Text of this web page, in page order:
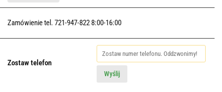
Zamówienie tel. 721-947-822 8:00-16:00
Zostaw telefon
Wyślij